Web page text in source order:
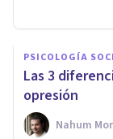
PSICOLOGÍA
Las 3
opresión
Nahum
Estrés
es y
personas?
Nahum